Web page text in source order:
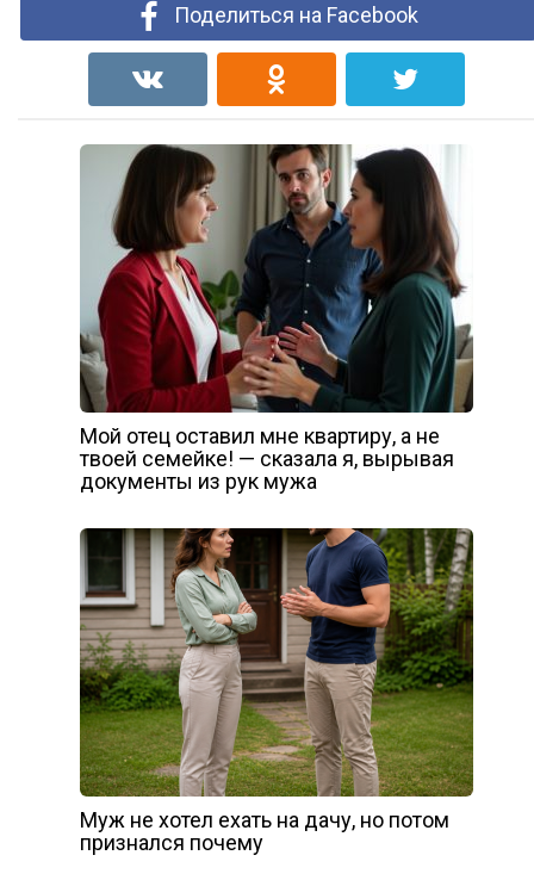
Поделиться на Facebook
Мой отец оставил мне квартиру, а не
твоей семейке! — сказала я, вырывая
документы из рук мужа
Муж не хотел ехать на дачу, но потом
признался почему